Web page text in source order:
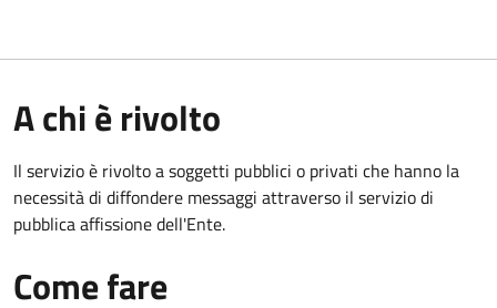
A chi è rivolto
Il servizio è rivolto a soggetti pubblici o privati che hanno la
necessità di diffondere messaggi attraverso il servizio di
pubblica affissione dell'Ente.
Come fare